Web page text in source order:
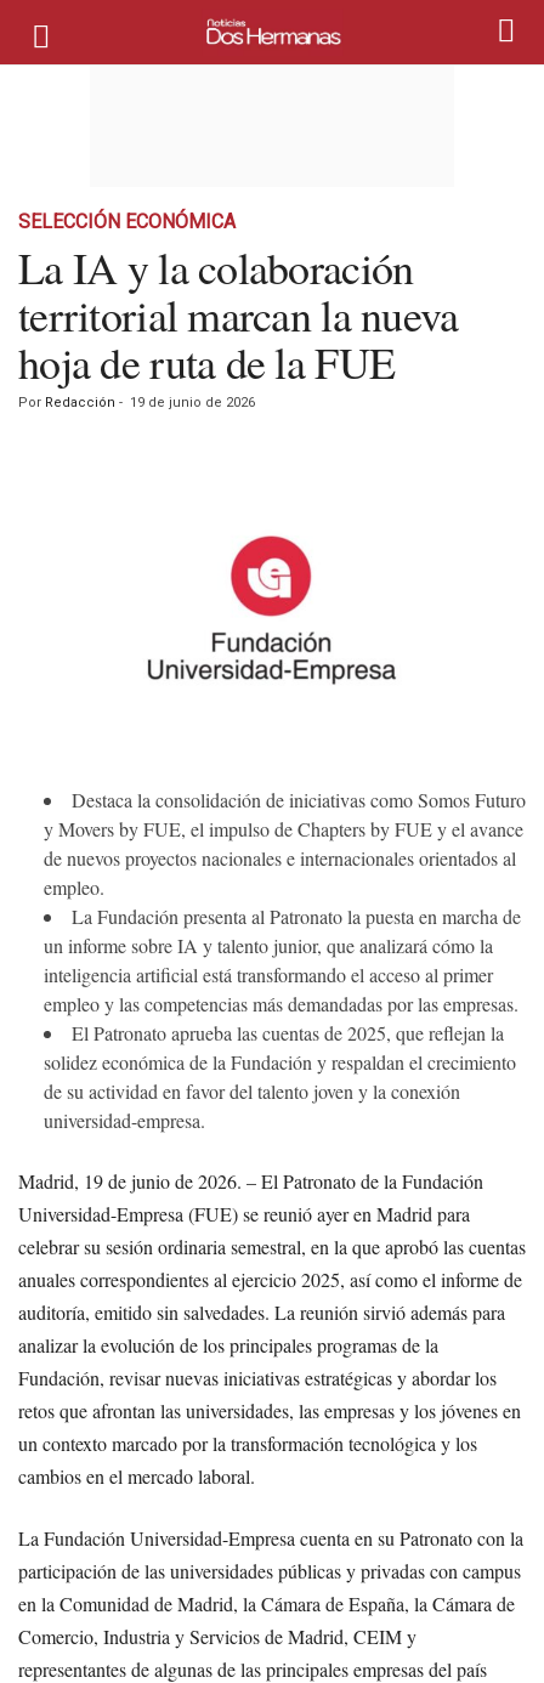
SELECCIÓN ECONÓMICA
La IA y la colaboración
territorial marcan la nueva
hoja de ruta de la FUE
Por Redacción - 19 de junio de 2026
Destaca la consolidación de iniciativas como Somos Futuro
y Movers by FUE, el impulso de Chapters by FUE y el avance
de nuevos proyectos nacionales e internacionales orientados al
empleo.
La Fundación presenta al Patronato la puesta en marcha de
un informe sobre IA y talento junior, que analizará cómo la
inteligencia artificial está transformando el acceso al primer
empleo y las competencias más demandadas por las empresas.
El Patronato aprueba las cuentas de 2025, que reflejan la
solidez económica de la Fundación y respaldan el crecimiento
de su actividad en favor del talento joven y la conexión
universidad-empresa.
Madrid, 19 de junio de 2026. – El Patronato de la Fundación
Universidad-Empresa (FUE) se reunió ayer en Madrid para
celebrar su sesión ordinaria semestral, en la que aprobó las cuentas
anuales correspondientes al ejercicio 2025, así como el informe de
auditoría, emitido sin salvedades. La reunión sirvió además para
analizar la evolución de los principales programas de la
Fundación, revisar nuevas iniciativas estratégicas y abordar los
retos que afrontan las universidades, las empresas y los jóvenes en
un contexto marcado por la transformación tecnológica y los
cambios en el mercado laboral.
La Fundación Universidad-Empresa cuenta en su Patronato con la
participación de las universidades públicas y privadas con campus
en la Comunidad de Madrid, la Cámara de España, la Cámara de
Comercio, Industria y Servicios de Madrid, CEIM y
representantes de algunas de las principales empresas del país